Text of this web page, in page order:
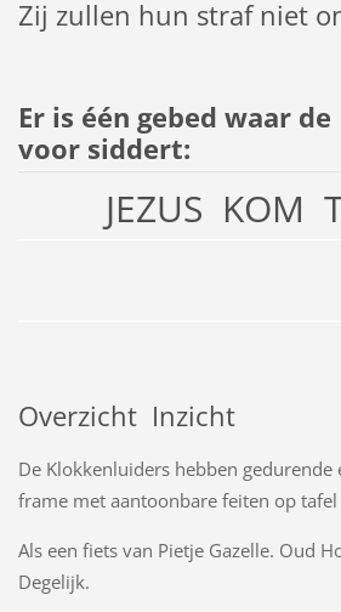
Zij zullen hun straf niet
Er is één gebed waar
voor siddert:
JEZUS KOM
Overzicht Inzicht
De Klokkenluiders hebben gedurende
frame met aantoonbare feiten op tafel
Als een fiets van Pietje Gazelle. Oud
Degelijk.